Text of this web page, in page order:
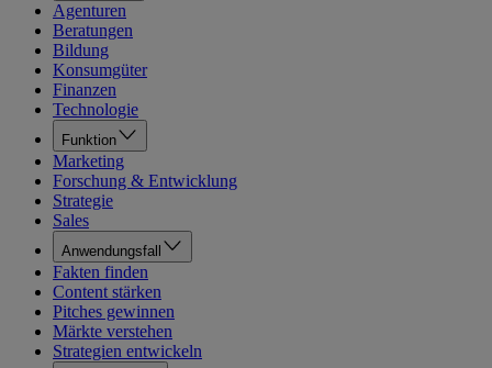
Agenturen
Beratungen
Bildung
Konsumgüter
Finanzen
Technologie
Funktion
Marketing
Forschung & Entwicklung
Strategie
Sales
Anwendungsfall
Fakten finden
Content stärken
Pitches gewinnen
Märkte verstehen
Strategien entwickeln